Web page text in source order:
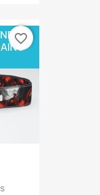
favorite_border